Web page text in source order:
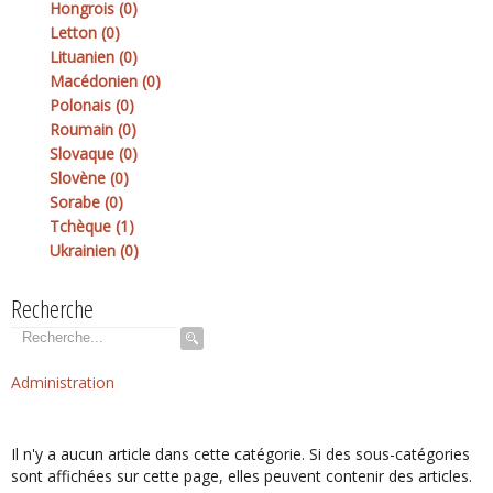
Hongrois (0)
Letton (0)
Lituanien (0)
Macédonien (0)
Polonais (0)
Roumain (0)
Slovaque (0)
Slovène (0)
Sorabe (0)
Tchèque (1)
Ukrainien (0)
Recherche
Rechercher
Administration
Il n'y a aucun article dans cette catégorie. Si des sous-catégories
sont affichées sur cette page, elles peuvent contenir des articles.